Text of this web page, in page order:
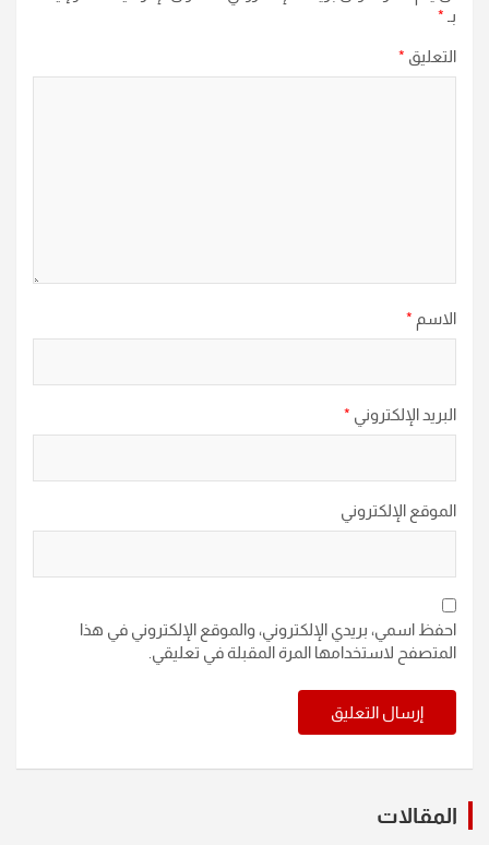
بـ *
التعليق *
الاسم *
البريد الإلكتروني *
الموقع الإلكتروني
احفظ اسمي، بريدي الإلكتروني، والموقع الإلكتروني في هذا
المتصفح لاستخدامها المرة المقبلة في تعليقي.
المقالات